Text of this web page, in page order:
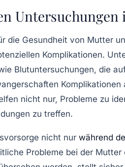
die Gesundheit von Mutter
Komplikationen.
Blutuntersuchungen, die
nicht nur, Probleme zu
zu treffen.
nicht nur während
Probleme bei der Mutter